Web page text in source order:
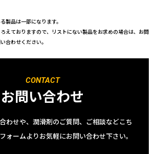
製品は一部になります。
えておりますので、リストにない製品をお求めの場合は、お問
合わせください。
CONTACT
お問い合わせ
わせや、潤滑剤のご質問、ご相談などこち
ォームよりお気軽にお問い合わせ下さい。